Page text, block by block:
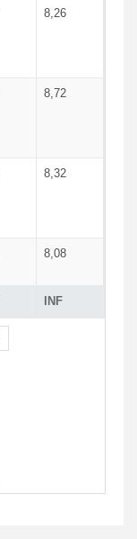
INF
8,26
8,72
8,32
8,08